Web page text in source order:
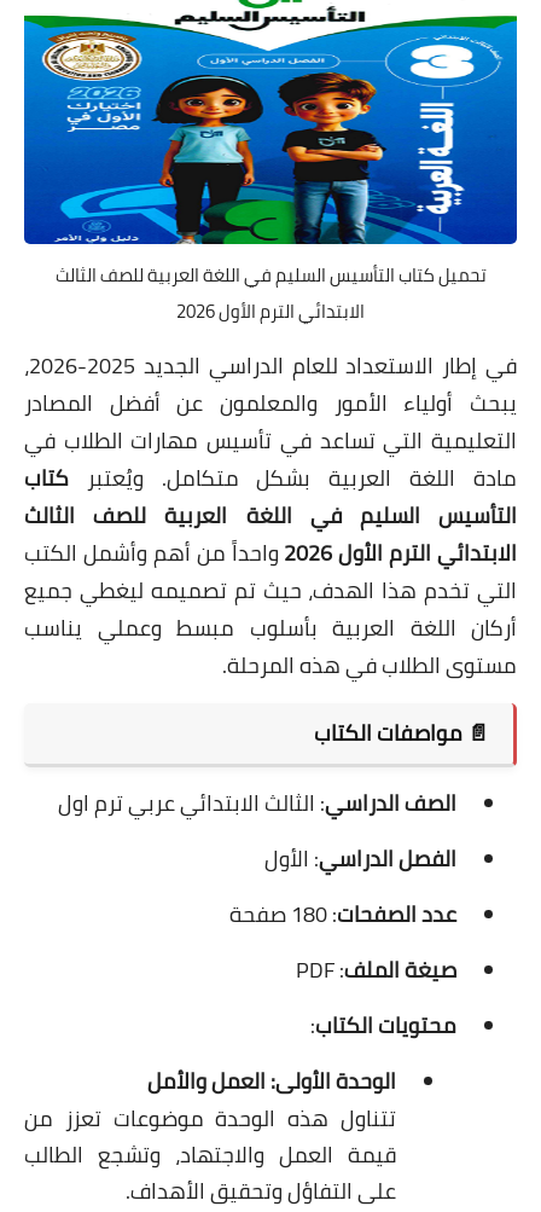
تحميل كتاب التأسيس السليم في اللغة العربية للصف الثالث
الابتدائي الترم الأول 2026
في إطار الاستعداد للعام الدراسي الجديد 2025-2026،
يبحث أولياء الأمور والمعلمون عن أفضل المصادر
التعليمية التي تساعد في تأسيس مهارات الطلاب في
مادة اللغة العربية بشكل متكامل. ويُعتبر كتاب
التأسيس السليم في اللغة العربية للصف الثالث
الابتدائي الترم الأول 2026
واحداً من أهم وأشمل الكتب
التي تخدم هذا الهدف، حيث تم تصميمه ليغطي جميع
أركان اللغة العربية بأسلوب مبسط وعملي يناسب
مستوى الطلاب في هذه المرحلة.
📄 مواصفات الكتاب
الصف الدراسي: الثالث الابتدائي عربي ترم اول
الفصل الدراسي: الأول
عدد الصفحات: 180 صفحة
صيغة الملف: PDF
محتويات الكتاب:
الوحدة الأولى: العمل والأمل
تتناول هذه الوحدة موضوعات تعزز من
قيمة العمل والاجتهاد، وتشجع الطالب
على التفاؤل وتحقيق الأهداف.